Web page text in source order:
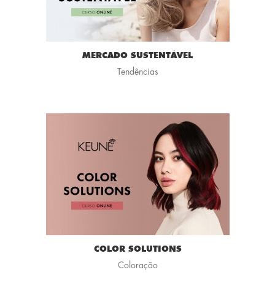
MERCADO SUSTENTÁVEL
Tendências
COLOR SOLUTIONS
Coloração